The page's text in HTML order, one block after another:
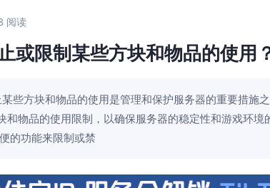
阅读
或限制某些方块和物品的使用
些方块和物品的使用是管理和保护服务器的重要措施
物品的使用限制，以确保服务器的稳定性和游戏环境
的功能来限制或禁